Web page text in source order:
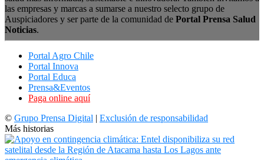
las empresas y marcas a sumarse a nuestro selecto grupo de
Auspiciadores y ser parte de la comunidad de Portal Prensa Salud
Noticias.
Portal Agro Chile
Portal Innova
Portal Educa
Prensa&Eventos
Paga online aquí
© Grupo Prensa Digital | Exclusión de responsabilidad
Más historias